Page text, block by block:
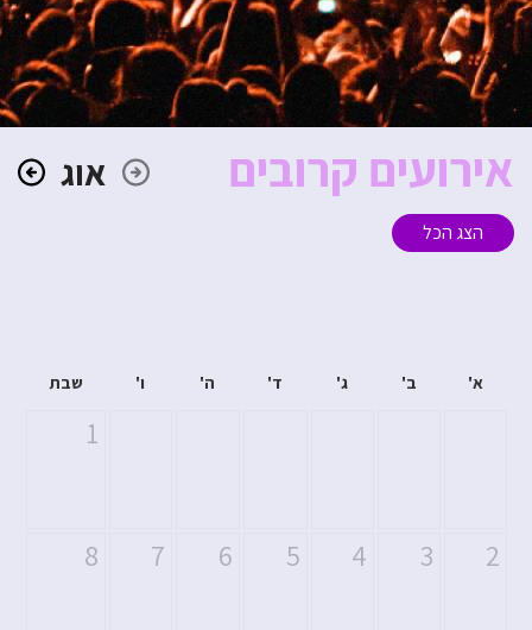
אירועים קרובים
הצג הכל
אוג
א' ב' ג' ד' ה' ו' שבת
1
2
3
4
5
6
7
8